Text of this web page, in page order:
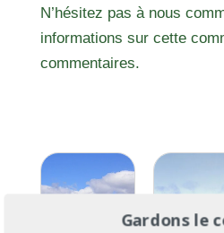
N’hésitez pas à nous
informations sur cette
commentaires.
Gardons le